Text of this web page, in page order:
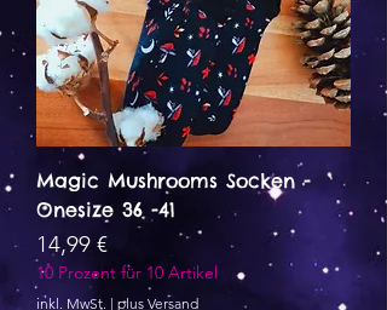
Magic Mushrooms Socken -
Onesize 36 -41
Preis
14,99 €
10 Prozent für 10 Artikel
inkl. MwSt. | plus Versand